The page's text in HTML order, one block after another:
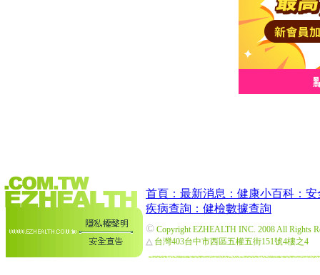
首頁： 最新消息： 健康小百科： 安
疾病查詢： 健檢數據查詢
© Copyright EZHEALTH INC. 2008 All Rights
△ 台灣403台中市西區五權五街151號4樓之4